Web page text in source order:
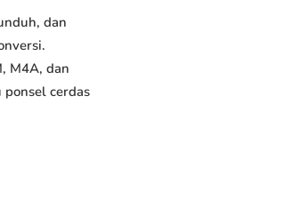
dan
M4A, dan
cerdas